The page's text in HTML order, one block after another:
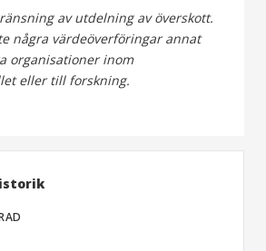
av utdelning av överskott.
några värdeöverföringar annat
organisationer inom
eller till forskning.